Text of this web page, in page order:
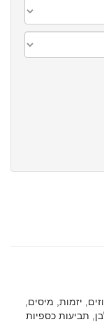
יזמות, מיסים,
תביעות כספיות